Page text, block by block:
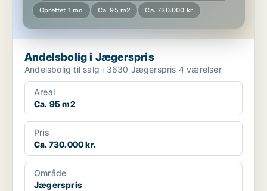
Oprettet 1 mo Ca. 95 m2 Ca. 730.000 kr.
Andelsbolig i Jægerspris
Andelsbolig til salg i 3630 Jægerspris 4 værelser
Areal
Ca. 95 m2
Pris
Ca. 730.000 kr.
Område
Jægerspris